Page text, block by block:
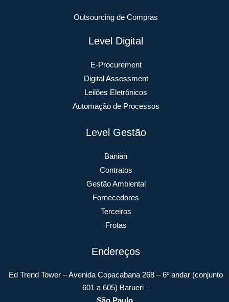
Outsourcing de Compras
Level Digital
E-Procurement
Digital Assessment
Leilões Eletrônicos
Automação de Processos
Level Gestão
Banian
Contratos
Gestão Ambiental
Fornecedores
Terceiros
Frotas
Endereços
Ed Trend Tower – Avenida Copacabana 268 – 6º andar (conjunto
601 a 605) Barueri –